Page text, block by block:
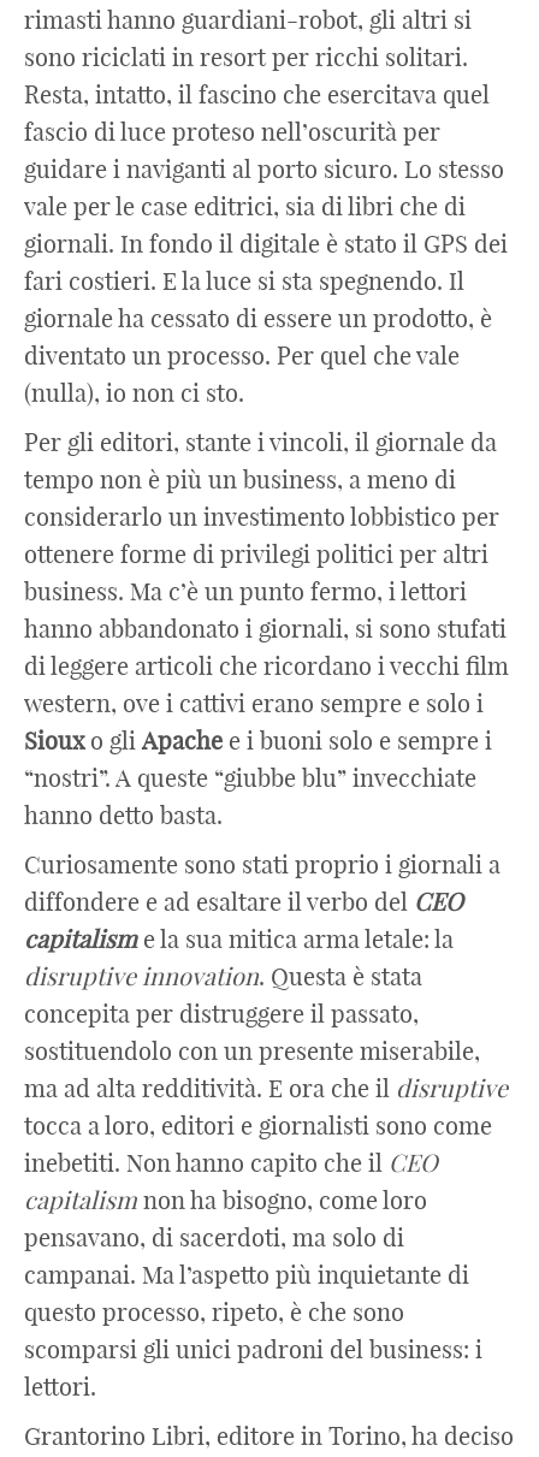
rimasti hanno guardiani-robot, gli altri si
sono riciclati in resort per ricchi solitari.
Resta, intatto, il fascino che esercitava quel
fascio di luce proteso nell’oscurità per
guidare i naviganti al porto sicuro. Lo stesso
vale per le case editrici, sia di libri che di
giornali. In fondo il digitale è stato il GPS dei
fari costieri. E la luce si sta spegnendo. Il
giornale ha cessato di essere un prodotto, è
diventato un processo. Per quel che vale
(nulla), io non ci sto.
Per gli editori, stante i vincoli, il giornale da
tempo non è più un business, a meno di
considerarlo un investimento lobbistico per
ottenere forme di privilegi politici per altri
business. Ma c’è un punto fermo, i lettori
hanno abbandonato i giornali, si sono stufati
di leggere articoli che ricordano i vecchi film
western, ove i cattivi erano sempre e solo i
Siouxo gliApache e i buoni solo e sempre i
“nostri”. A queste “giubbe blu” invecchiate
hanno detto basta.
Curiosamente sono stati proprio i giornali a
diffondere e ad esaltare il verbo del CEO
capitalisme la sua mitica arma letale: la
disruptive innovation. Questa è stata
concepita per distruggere il passato,
sostituendolo con un presente miserabile,
ma ad alta redditività. E ora che il disruptive
tocca a loro, editori e giornalisti sono come
inebetiti. Non hanno capito che il CEO
capitalism non ha bisogno, come loro
pensavano, di sacerdoti, ma solo di
campanai. Ma l’aspetto più inquietante di
questo processo, ripeto, è che sono
scomparsi gli unici padroni del business: i
lettori.
Grantorino Libri, editore in Torino, ha deciso